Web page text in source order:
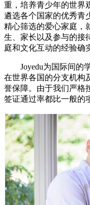
重，培养青少年的世界
遴选各个国家的优秀青
精心筛选的爱心家庭，
生、家长以及参与的接
庭和文化互动的经验确
Joyedu为国际间的学
在世界各国的分支机构
誉保障。由于我们严格
签证通过率都比一般的